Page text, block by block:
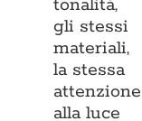
tonalità,
gli stessi
materiali,
la stessa
attenzione
alla luce